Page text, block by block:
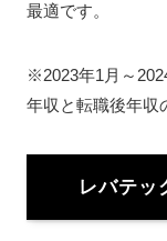
最適です。
※2023年1月～
年収と転職後年収
レバテッ